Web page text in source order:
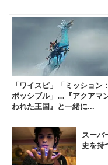
「ワイスピ」「ミッション
ポッシブル」…『アクアマ
われた王国』と一緒に...
スーパ
史を持